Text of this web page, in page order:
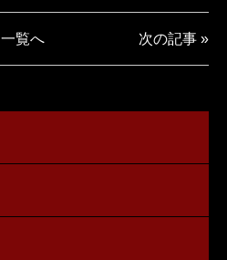
一覧へ 次の記事 »